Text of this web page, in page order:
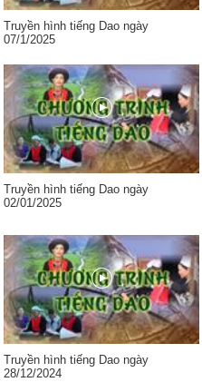
Truyền hình tiếng Dao ngày
07/1/2025
Truyền hình tiếng Dao ngày
02/01/2025
Truyền hình tiếng Dao ngày
28/12/2024